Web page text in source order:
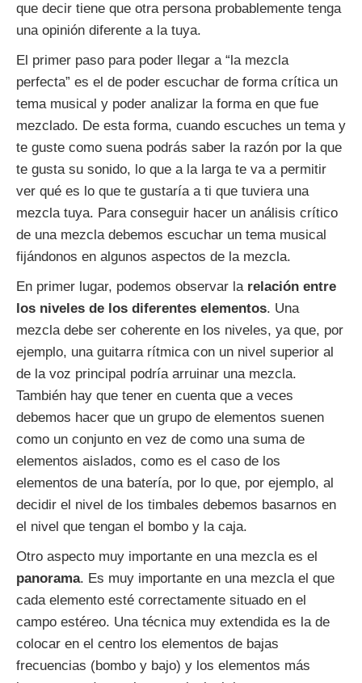
que decir tiene que otra persona probablemente tenga
una opinión diferente a la tuya.
El primer paso para poder llegar a “la mezcla
perfecta” es el de poder escuchar de forma crítica un
tema musical y poder analizar la forma en que fue
mezclado. De esta forma, cuando escuches un tema y
te guste como suena podrás saber la razón por la que
te gusta su sonido, lo que a la larga te va a permitir
ver qué es lo que te gustaría a ti que tuviera una
mezcla tuya. Para conseguir hacer un análisis crítico
de una mezcla debemos escuchar un tema musical
fijándonos en algunos aspectos de la mezcla.
En primer lugar, podemos observar la relación entre
los niveles de los diferentes elementos. Una
mezcla debe ser coherente en los niveles, ya que, por
ejemplo, una guitarra rítmica con un nivel superior al
de la voz principal podría arruinar una mezcla.
También hay que tener en cuenta que a veces
debemos hacer que un grupo de elementos suenen
como un conjunto en vez de como una suma de
elementos aislados, como es el caso de los
elementos de una batería, por lo que, por ejemplo, al
decidir el nivel de los timbales debemos basarnos en
el nivel que tengan el bombo y la caja.
Otro aspecto muy importante en una mezcla es el
panorama. Es muy importante en una mezcla el que
cada elemento esté correctamente situado en el
campo estéreo. Una técnica muy extendida es la de
colocar en el centro los elementos de bajas
frecuencias (bombo y bajo) y los elementos más